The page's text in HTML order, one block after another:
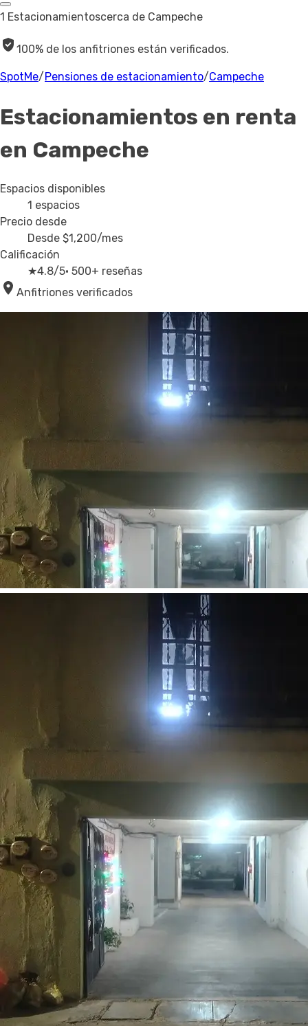
1 Estacionamientoscerca de Campeche
100% de los anfitriones están verificados.
SpotMe/ Pensiones de estacionamiento/Campeche
Estacionamientos en renta
en Campeche
Espacios disponibles
1 espacios
Precio desde
Desde $1,200/mes
Calificación
★4.8/5· 500+ reseñas
Anfitriones verificados